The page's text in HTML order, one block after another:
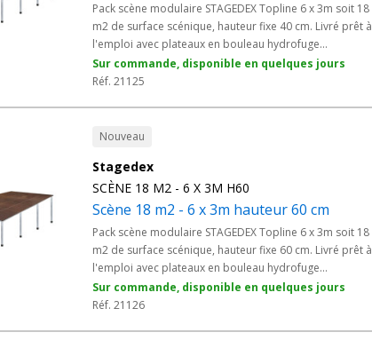
Pack scène modulaire STAGEDEX Topline 6 x 3m soit 18
m2 de surface scénique, hauteur fixe 40 cm. Livré prêt à
l'emploi avec plateaux en bouleau hydrofuge
antidérapant 750 Kg/m2 et pieds adaptés. Solution
professionnelle conforme aux normes ERP pour
monter pour les prestataires événementiels et les régies
Sur commande, disponible en quelques jours
Réf. 21125
Nouveau
Stagedex
SCÈNE 18 M2 - 6 X 3M H60
Scène 18 m2 - 6 x 3m hauteur 60 cm
Pack scène modulaire STAGEDEX Topline 6 x 3m soit 18
m2 de surface scénique, hauteur fixe 60 cm. Livré prêt à
l'emploi avec plateaux en bouleau hydrofuge
antidérapant 750 Kg/m2 et pieds adaptés. Solution
professionnelle conforme aux normes ERP pour
Sur commande, disponible en quelques jours
Réf. 21126